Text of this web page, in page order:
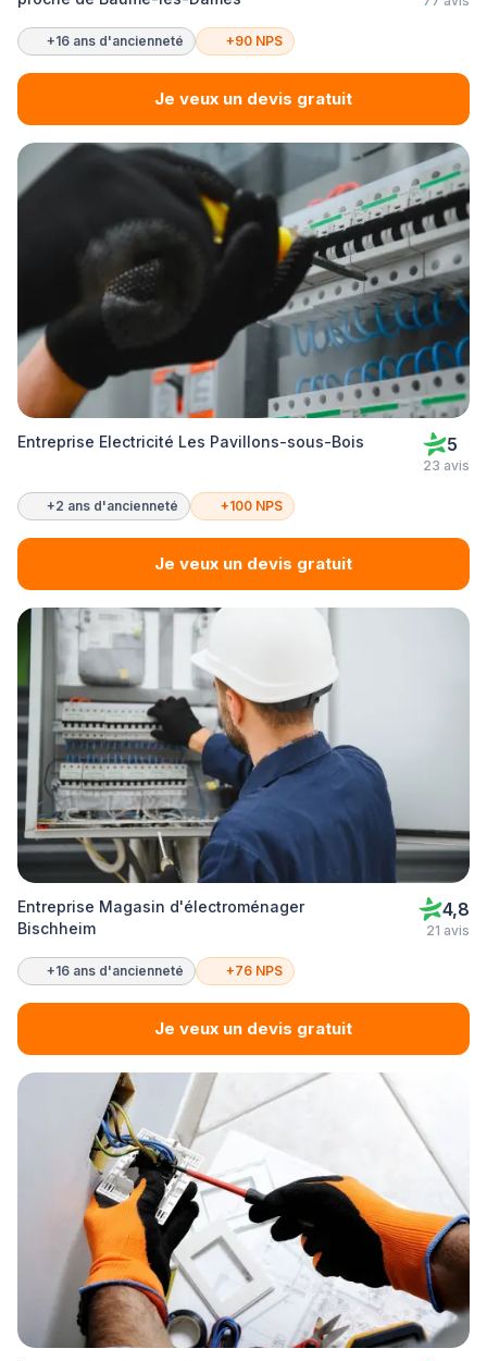
+16 ans d'ancienneté +90 NPS
Je veux un devis gratuit
Entreprise Electricité Les Pavillons-sous-Bois 5
23 avis
+2 ans d'ancienneté +100 NPS
Je veux un devis gratuit
Entreprise Magasin d'électroménager
Bischheim
4,8
21 avis
+16 ans d'ancienneté +76 NPS
Je veux un devis gratuit